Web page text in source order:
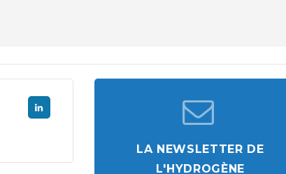
LA NEWSLETTER DE
L'HYDROGÈNE